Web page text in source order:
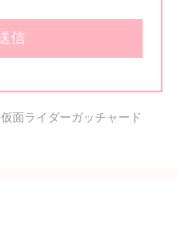
仮面ライダーガッチャード